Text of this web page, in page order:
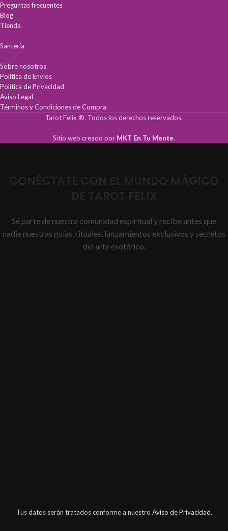
Preguntas frecuentes
Blog
Tienda
Santería
Sobre nosotros
Política de Envíos
Política de Privacidad
Aviso Legal
Términos y Condiciones de Compra
Tarot Felix ®. Todos los derechos reservados.
Sitio web creado por MKT En Tu Mente.
Sé parte de nuestra comunidad espiritual y recibe antes que
nadie nuestras guías, rituales, lanzamientos exclusivos y secretos
del arte esotérico.
Tus datos serán tratados conforme a nuestro Aviso de Privacidad.